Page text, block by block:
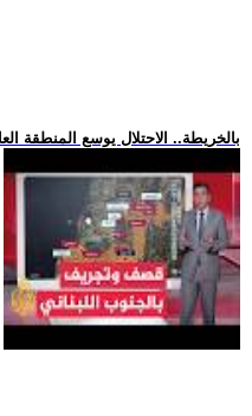
.. بالخريطة.. الاحتلال يوسع المنطقة